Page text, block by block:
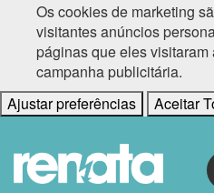
Os cookies de marketing
visitantes anúncios
páginas que eles
campanha publicitária.
Ajustar preferências
Aceitar